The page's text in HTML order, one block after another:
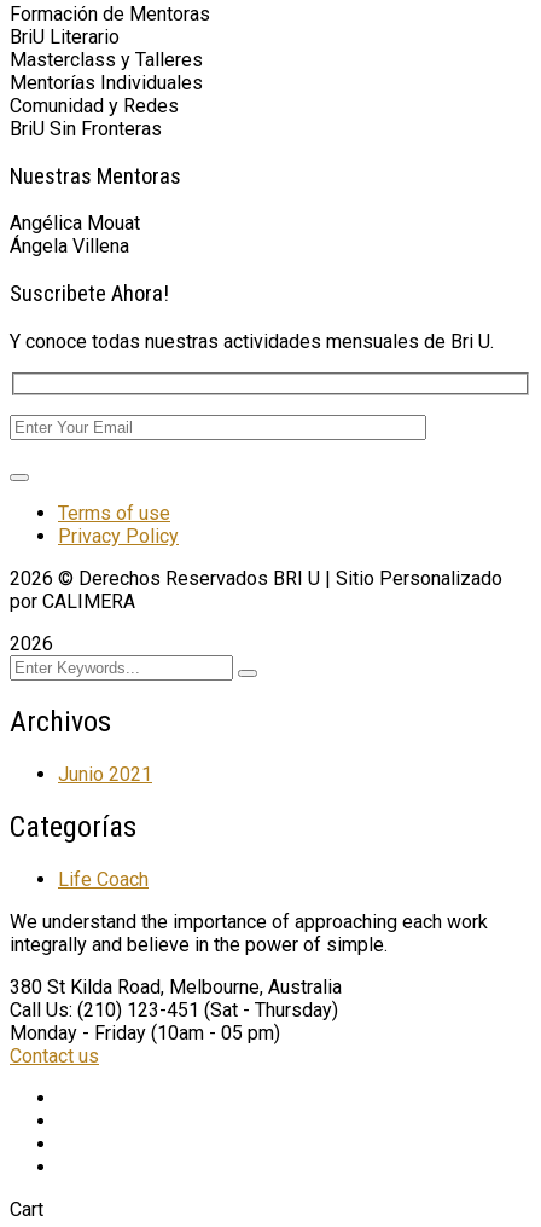
Formación de Mentoras
BriU Literario
Masterclass y Talleres
Mentorías Individuales
Comunidad y Redes
BriU Sin Fronteras
Nuestras Mentoras
Angélica Mouat
Ángela Villena
Suscribete Ahora!
Y conoce todas nuestras actividades mensuales de Bri U.
Terms of use
Privacy Policy
2026 © Derechos Reservados BRI U | Sitio Personalizado
por CALIMERA
2026
Archivos
Junio 2021
Categorías
Life Coach
We understand the importance of approaching each work
integrally and believe in the power of simple.
380 St Kilda Road, Melbourne, Australia
Call Us: (210) 123-451 (Sat - Thursday)
Monday - Friday (10am - 05 pm)
Contact us
Cart